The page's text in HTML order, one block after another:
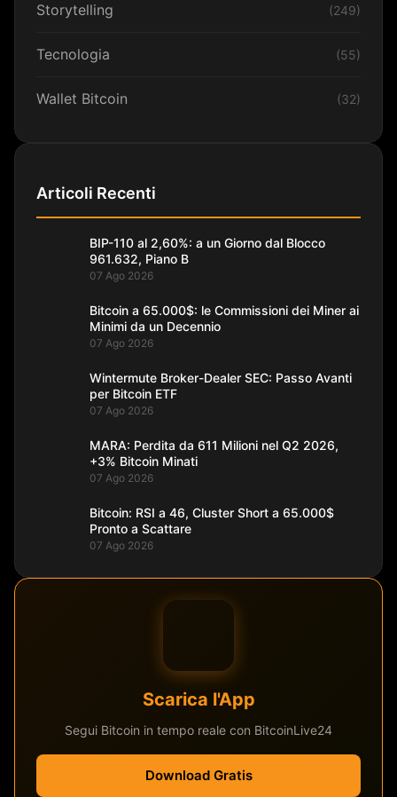
Storytelling (249)
Tecnologia (55)
Wallet Bitcoin (32)
Articoli Recenti
BIP-110 al 2,60%: a un Giorno dal Blocco
961.632, Piano B
07 Ago 2026
Bitcoin a 65.000$: le Commissioni dei Miner ai
Minimi da un Decennio
07 Ago 2026
Wintermute Broker-Dealer SEC: Passo Avanti
per Bitcoin ETF
07 Ago 2026
MARA: Perdita da 611 Milioni nel Q2 2026,
+3% Bitcoin Minati
07 Ago 2026
Bitcoin: RSI a 46, Cluster Short a 65.000$
Pronto a Scattare
07 Ago 2026
Scarica l'App
Segui Bitcoin in tempo reale con BitcoinLive24
Download Gratis